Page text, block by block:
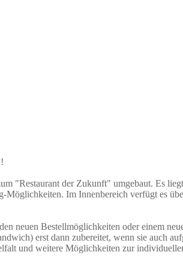
"Restaurant der Zukunft" umgebaut. Es
Im Innenbereich verfügt es
neuen Bestellmöglichkeiten oder einem
erst dann zubereitet, wenn sie auch
und weitere Möglichkeiten zur